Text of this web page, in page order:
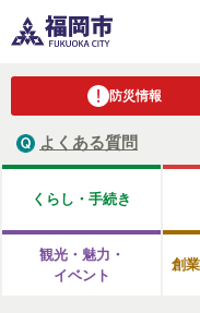
防災情報
よくある質問
くらし・手続き
観光・魅力・
イベント
創